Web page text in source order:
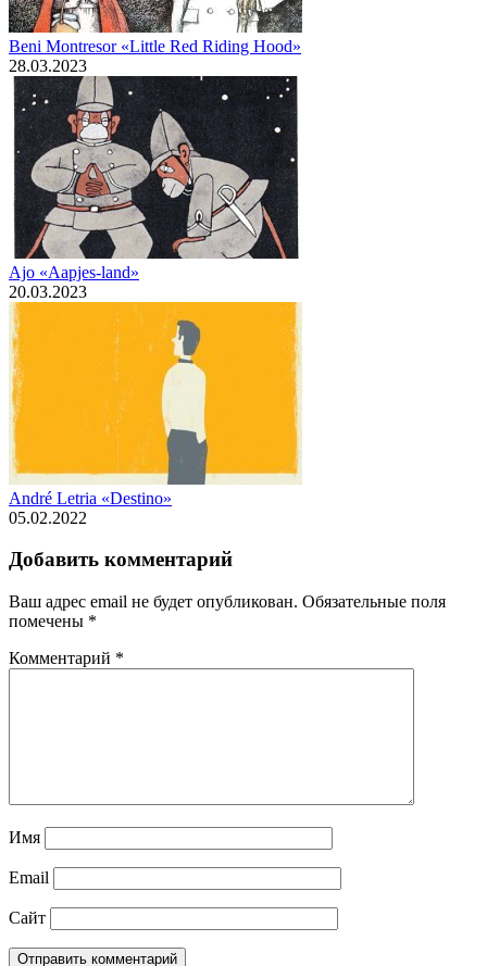
Beni Montresor «Little Red Riding Hood»
28.03.2023
Ajo «Aapjes-land»
20.03.2023
André Letria «Destino»
05.02.2022
Добавить комментарий
Ваш адрес email не будет опубликован. Обязательные поля
помечены *
Комментарий *
Имя
Email
Сайт